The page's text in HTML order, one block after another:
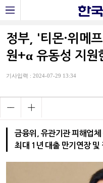
정부, '티몬·위메
원+α 유동성 지원
기사입력 : 2024-07-29 13:34
금융위, 유관기관 피해업
최대 1년 대출 만기연장 및